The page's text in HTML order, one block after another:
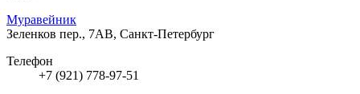
Муравейник
Зеленков пер., 7АВ, Санкт-Петербург
Телефон
+7 (921) 778-97-51